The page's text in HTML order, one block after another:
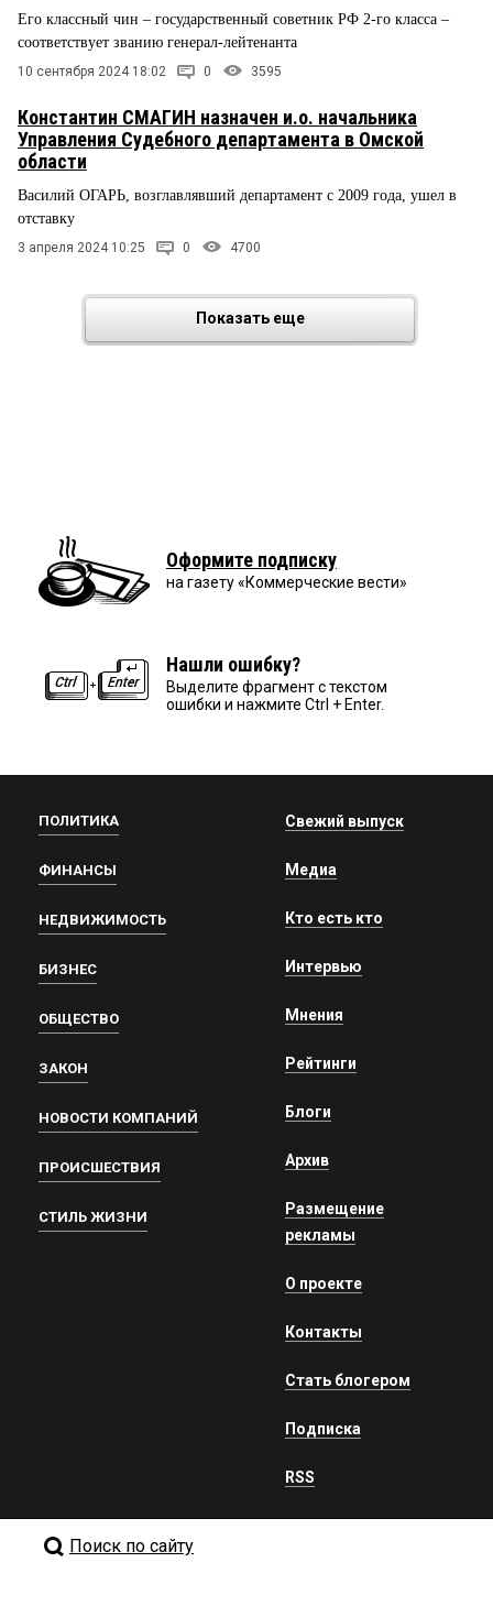
Его классный чин – государственный советник РФ 2-го класса –
соответствует званию генерал-лейтенанта
10 сентября 2024 18:02 0 3595
Константин СМАГИН назначен и.о. начальника
Управления Судебного департамента в Омской
области
Василий ОГАРЬ, возглавлявший департамент с 2009 года, ушел в
отставку
3 апреля 2024 10:25 0 4700
Показать еще
Оформите подписку
на газету «Коммерческие вести»
Нашли ошибку?
Выделите фрагмент с текстом
ошибки и нажмите Ctrl + Enter.
ПОЛИТИКА
ФИНАНСЫ
НЕДВИЖИМОСТЬ
БИЗНЕС
ОБЩЕСТВО
ЗАКОН
НОВОСТИ КОМПАНИЙ
ПРОИСШЕСТВИЯ
СТИЛЬ ЖИЗНИ
Свежий выпуск
Медиа
Кто есть кто
Интервью
Мнения
Рейтинги
Блоги
Архив
Размещение
рекламы
О проекте
Контакты
Стать блогером
Подписка
RSS
Поиск по сайту